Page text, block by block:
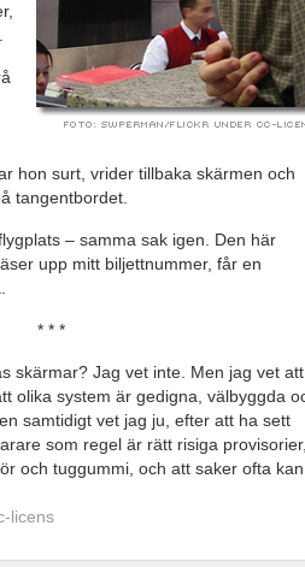
hon surt, vrider tillbaka skärmen och
tangentbordet.
– samma sak igen. Den här
upp mitt biljettnummer, får en
* * *
skärmar? Jag vet inte. Men jag vet att
olika system är gedigna, välbyggda
samtidigt vet jag ju, efter att ha sett
som regel är rätt risiga
och tuggummi, och att saker ofta kan
licens